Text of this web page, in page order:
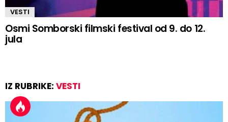
VESTI
Osmi Somborski filmski festival od 9. do 12.
jula
IZ RUBRIKE: VESTI